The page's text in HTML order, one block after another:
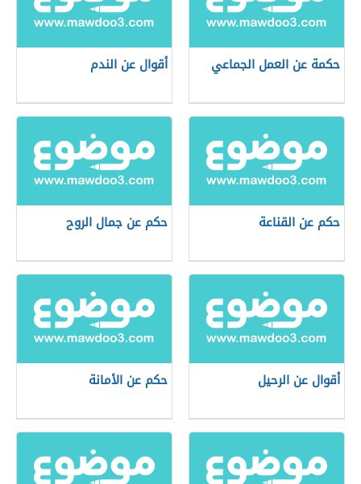
حكمة عن العمل الجماعي أقوال عن الندم
حكم عن القناعة حكم عن جمال الروح
أقوال عن الرحيل حكم عن الأمانة